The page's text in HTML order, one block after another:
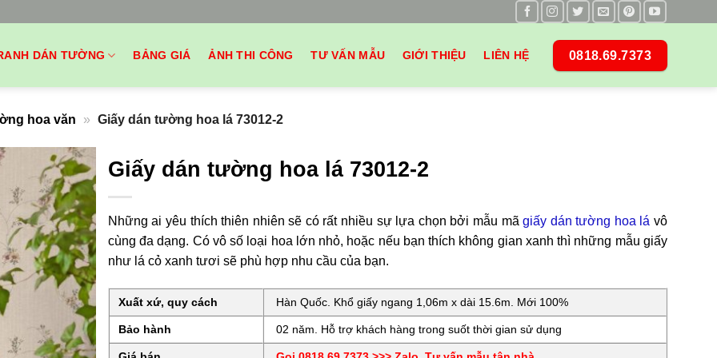
DÁN TƯỜNG BẢNG GIÁ ẢNH THI CÔNG TƯ VẤN MẪU GIỚI THIỆU LIÊN HỆ 0818.69.7373
hoa văn » Giấy dán tường hoa lá 73012-2
Giấy dán tường hoa lá 73012-2
Những ai yêu thích thiên nhiên sẽ có rất nhiều sự lựa chọn bởi mẫu mãgiấy dán tường hoa lá vô
cùng đa dạng. Có vô số loại hoa lớn nhỏ, hoặc nếu bạn thích không gian xanh thì những mẫu giấy
như lá cỏ xanh tươi sẽ phù hợp nhu cầu của bạn.
Xuất xứ, quy cách Hàn Quốc. Khổ giấy ngang 1,06m x dài 15.6m. Mới 100%
Bảo hành 02 năm. Hỗ trợ khách hàng trong suốt thời gian sử dụng